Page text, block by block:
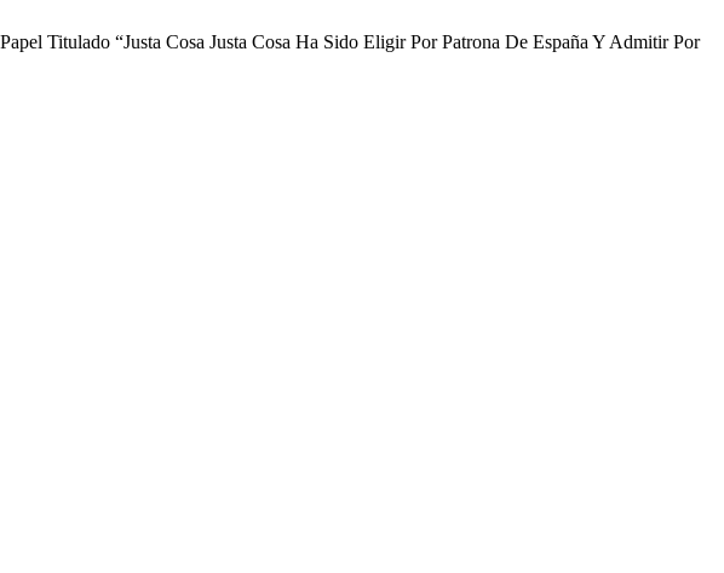
Titulado “Justa Cosa Justa Cosa Ha Sido Eligir Por Patrona De España Y Admitir Por